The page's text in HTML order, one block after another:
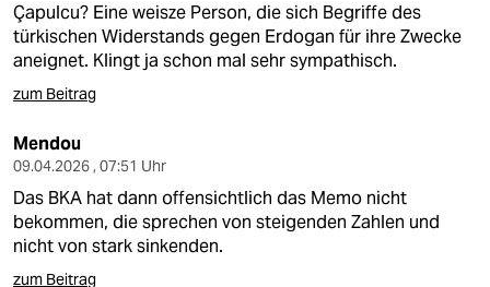
Çapulcu? Eine weisze Person, die sich Begriffe des
türkischen Widerstands gegen Erdogan für ihre Zwecke
aneignet. Klingt ja schon mal sehr sympathisch.
zum Beitrag
Mendou
09.04.2026 , 07:51 Uhr
Das BKA hat dann offensichtlich das Memo nicht
bekommen, die sprechen von steigenden Zahlen und
nicht von stark sinkenden.
zum Beitrag